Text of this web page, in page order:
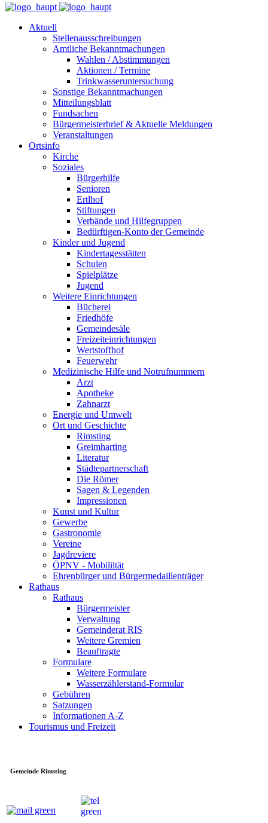
Aktuell
Stellenausschreibungen
Amtliche Bekanntmachungen
Wahlen / Abstimmungen
Aktionen / Termine
Trinkwasseruntersuchung
Sonstige Bekanntmachungen
Mitteilungsblatt
Fundsachen
Bürgermeisterbrief & Aktuelle Meldungen
Veranstaltungen
Ortsinfo
Kirche
Soziales
Bürgerhilfe
Senioren
Ertlhof
Stiftungen
Verbände und Hilfegruppen
Bedürftigen-Konto der Gemeinde
Kinder und Jugend
Kindertagesstätten
Schulen
Spielplätze
Jugend
Weitere Einrichtungen
Bücherei
Friedhöfe
Gemeindesäle
Freizeiteinrichtungen
Wertstoffhof
Feuerwehr
Medizinische Hilfe und Notrufnummern
Arzt
Apotheke
Zahnarzt
Energie und Umwelt
Ort und Geschichte
Rimsting
Greimharting
Literatur
Städtepartnerschaft
Die Römer
Sagen & Legenden
Impressionen
Kunst und Kultur
Gewerbe
Gastronomie
Vereine
Jagdreviere
ÖPNV - Mobililtät
Ehrenbürger und Bürgermedaillenträger
Rathaus
Rathaus
Bürgermeister
Verwaltung
Gemeinderat RIS
Weitere Gremien
Beauftragte
Formulare
Weitere Formulare
Wasserzählerstand-Formular
Gebühren
Satzungen
Informationen A-Z
Tourismus und Freizeit
Gemeinde Rimsting